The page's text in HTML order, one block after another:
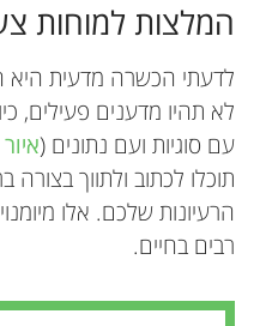
המלצות למוחות
לדעתי הכשרה מדעית היא
לא תהיו מדענים פעילים,
עם סוגיות ועם נתונים (איור 5
תוכלו לכתוב ולתווך
הרעיונות שלכם. אלו
רבים בחיים.